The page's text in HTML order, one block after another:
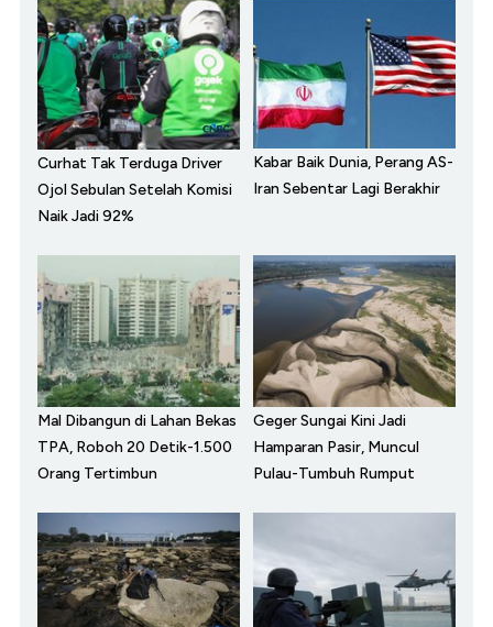
Curhat Tak Terduga Driver
Ojol Sebulan Setelah Komisi
Naik Jadi 92%
Kabar Baik Dunia, Perang AS-
Iran Sebentar Lagi Berakhir
Mal Dibangun di Lahan Bekas
TPA, Roboh 20 Detik-1.500
Orang Tertimbun
Geger Sungai Kini Jadi
Hamparan Pasir, Muncul
Pulau-Tumbuh Rumput